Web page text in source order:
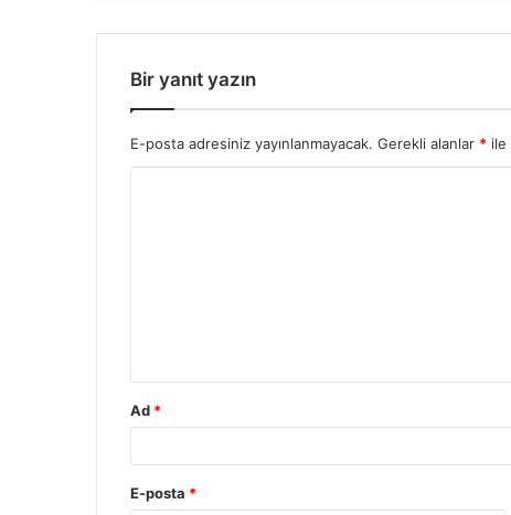
Bir yanıt yazın
E-posta adresiniz yayınlanmayacak. Gerekli alanlar * ile
Ad *
E-posta *